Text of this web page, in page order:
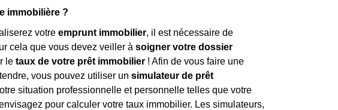
immobilière ?
votre emprunt immobilier, il est nécessaire de
cela que vous devez veiller à soigner votre dossier
le taux de votre prêt immobilier ! Afin de vous faire une
vous pouvez utiliser un simulateur de prêt
situation professionnelle et personnelle telles que votre
pour calculer votre taux immobilier. Les simulateurs,